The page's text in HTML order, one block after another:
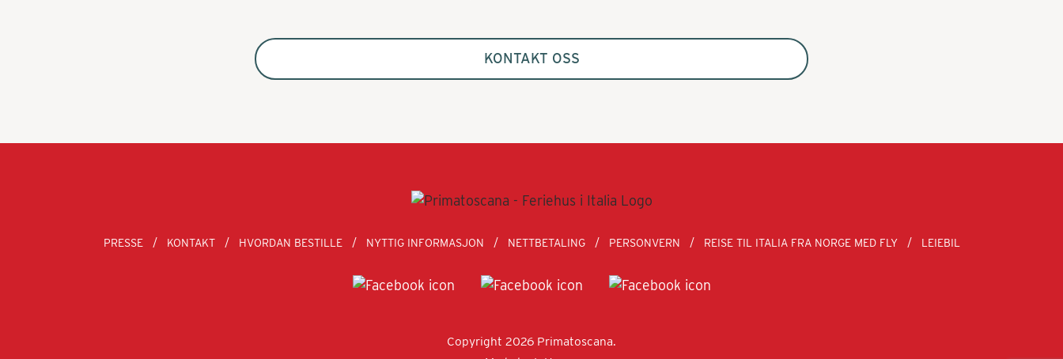
KONTAKT OSS
PRESSE KONTAKT HVORDAN BESTILLE NYTTIG INFORMASJON NETTBETALING PERSONVERN REISE TIL ITALIA FRA NORGE MED FLY LEIEBIL
Copyright 2026 Primatoscana.